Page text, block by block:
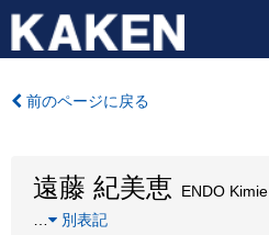
前のページに戻る
遠藤 紀美恵 ENDO Kimie
別表記